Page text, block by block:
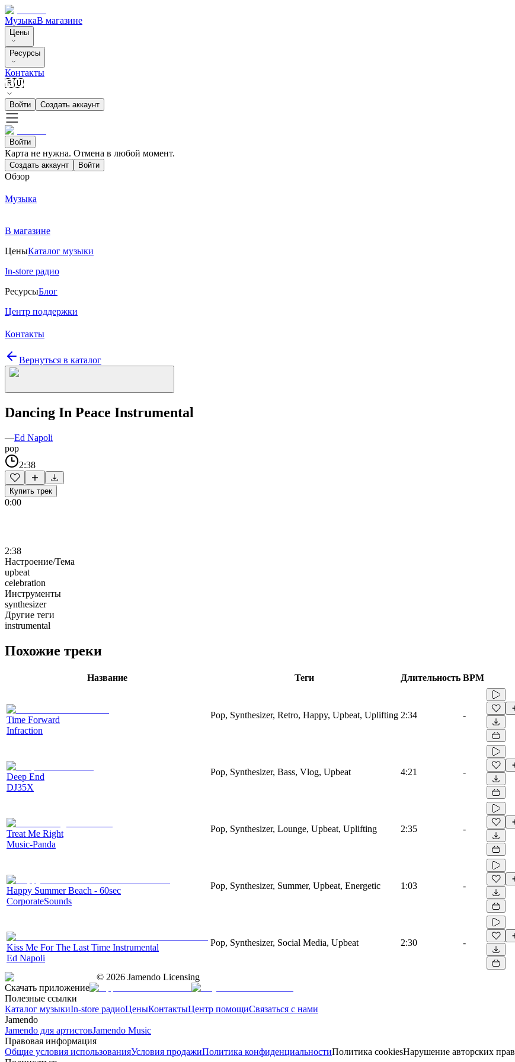
МузыкаВ магазине
Цены
Ресурсы
Контакты
🇷🇺
Войти Создать аккаунт
Войти
Карта не нужна. Отмена в любой момент.
Создать аккаунт Войти
Обзор
Музыка
В магазине
ЦеныКаталог музыки
In-store радио
РесурсыБлог
Центр поддержки
Контакты
Вернуться в каталог
Dancing In Peace Instrumental
—Ed Napoli
pop
2:38
Купить трек
0:00
2:38
Настроение/Тема
upbeat
celebration
Инструменты
synthesizer
Другие теги
instrumental
Похожие треки
Название Теги Длительность BPM
Time Forward
Infraction
Pop, Synthesizer, Retro, Happy, Upbeat, Uplifting 2:34 -
Deep End
DJ35X
Pop, Synthesizer, Bass, Vlog, Upbeat 4:21 -
Treat Me Right
Music-Panda
Pop, Synthesizer, Lounge, Upbeat, Uplifting 2:35 -
Happy Summer Beach - 60sec
CorporateSounds
Pop, Synthesizer, Summer, Upbeat, Energetic 1:03 -
Kiss Me For The Last Time Instrumental
Ed Napoli
Pop, Synthesizer, Social Media, Upbeat 2:30 -
© 2026 Jamendo Licensing
Скачать приложение
Полезные ссылки
Каталог музыкиIn-store радиоЦеныКонтактыЦентр помощиСвязаться с нами
Jamendo
Jamendo для артистовJamendo Music
Правовая информация
Общие условия использованияУсловия продажиПолитика конфиденциальностиПолитика cookiesНарушение авторских прав